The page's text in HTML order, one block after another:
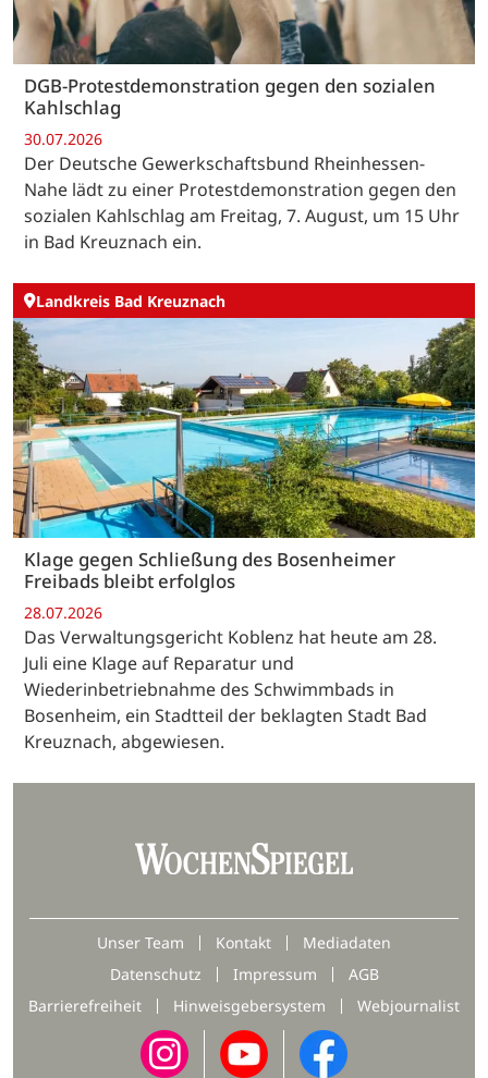
DGB-Protestdemonstration gegen den sozialen
Kahlschlag
30.07.2026
Der Deutsche Gewerkschaftsbund Rheinhessen-
Nahe lädt zu einer Protestdemonstration gegen den
sozialen Kahlschlag am Freitag, 7. August, um 15 Uhr
in Bad Kreuznach ein.
Landkreis Bad Kreuznach
Klage gegen Schließung des Bosenheimer
Freibads bleibt erfolglos
28.07.2026
Das Verwaltungsgericht Koblenz hat heute am 28.
Juli eine Klage auf Reparatur und
Wiederinbetriebnahme des Schwimmbads in
Bosenheim, ein Stadtteil der beklagten Stadt Bad
Kreuznach, abgewiesen.
Unser Team Kontakt
Mediadaten
Datenschutz
Impressum
AGB
Barrierefreiheit
Hinweisgebersystem Webjournalist